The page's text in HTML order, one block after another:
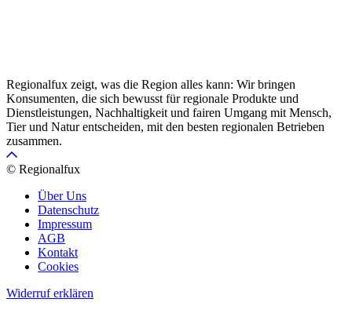
Regionalfux zeigt, was die Region alles kann: Wir bringen
Konsumenten, die sich bewusst für regionale Produkte und
Dienstleistungen, Nachhaltigkeit und fairen Umgang mit Mensch,
Tier und Natur entscheiden, mit den besten regionalen Betrieben
zusammen.
© Regionalfux
Über Uns
Datenschutz
Impressum
AGB
Kontakt
Cookies
Widerruf erklären